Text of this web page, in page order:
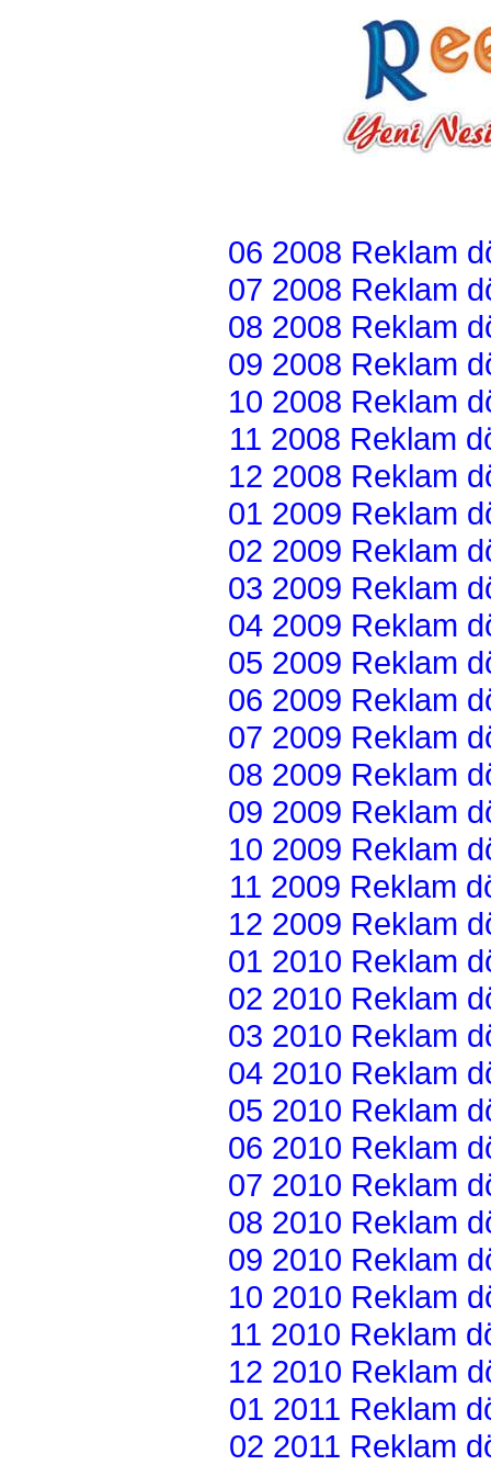
06 2008 Reklam
07 2008 Reklam
08 2008 Reklam
09 2008 Reklam
10 2008 Reklam
11 2008 Reklam
12 2008 Reklam
01 2009 Reklam
02 2009 Reklam
03 2009 Reklam
04 2009 Reklam
05 2009 Reklam
06 2009 Reklam
07 2009 Reklam
08 2009 Reklam
09 2009 Reklam
10 2009 Reklam
11 2009 Reklam
12 2009 Reklam
01 2010 Reklam
02 2010 Reklam
03 2010 Reklam
04 2010 Reklam
05 2010 Reklam
06 2010 Reklam
07 2010 Reklam
08 2010 Reklam
09 2010 Reklam
10 2010 Reklam
11 2010 Reklam
12 2010 Reklam
01 2011 Reklam
02 2011 Reklam